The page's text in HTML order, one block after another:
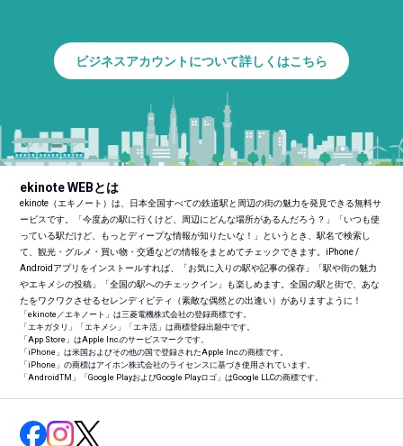
ビジネスアカウントについて詳しくはこちら
ekinote WEBとは
ekinote（エキノート）は、日本全国すべての鉄道駅と周辺の街の魅力を発見できる無料サ
ービスです。「今度あの駅に行くけど、周辺にどんな場所があるんだろう？」「いつも使
っている駅だけど、もっとディープな情報が知りたいな！」というとき、駅名で検索し
て、観光・グルメ・買い物・交通などの情報をまとめてチェックできます。iPhone /
Androidアプリをインストールすれば、「お気に入りの駅や記事の保存」「駅や街の魅力
やエキメシの投稿」「全国の駅へのチェックイン」も楽しめます。全国の駅と街で、あな
たをワクワクさせるセレンディピティ（素敵な偶然との出逢い）がありますように！
「ekinote／エキノート」は三菱電機株式会社の登録商標です。
「エキガタリ」「エキメシ」「エキ活」は商標登録出願中です。
「App Store」はApple Inc.のサービスマークです。
「iPhone」は米国およびその他の国で登録されたApple Inc.の商標です。
「iPhone」の商標はアイホン株式会社のライセンスに基づき使用されています。
「AndroidTM 」「Google PlayおよびGoogle Playロゴ」はGoogle LLCの商標です。